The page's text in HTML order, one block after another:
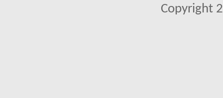
Copyright